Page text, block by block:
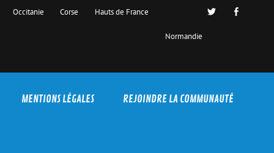
Occitanie Corse Hauts de France
Normandie
MENTIONS LÉGALES REJOINDRE LA COMMUNAUTÉ